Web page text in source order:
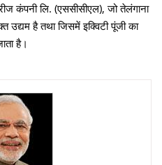
कंपनी लि. (एससीसीएल), जो तेलंगाना
है तथा जिसमें इक्विटी पूंजी का
है।